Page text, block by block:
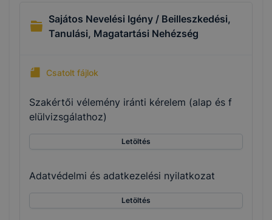
Sajátos Nevelési Igény / Beilleszkedési,
Tanulási, Magatartási Nehézség
Csatolt fájlok
Szakértői vélemény iránti kérelem (alap és f
elülvizsgálathoz)
Letöltés
Adatvédelmi és adatkezelési nyilatkozat
Letöltés